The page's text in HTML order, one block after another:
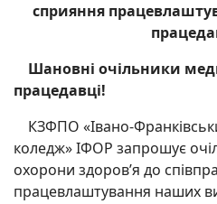
сприяння
Шановні очільники
працедавці!
КЗФПО «Івано-
коледж» ІФОР запрошує
охорони здоров’я до
працевлаштування наших